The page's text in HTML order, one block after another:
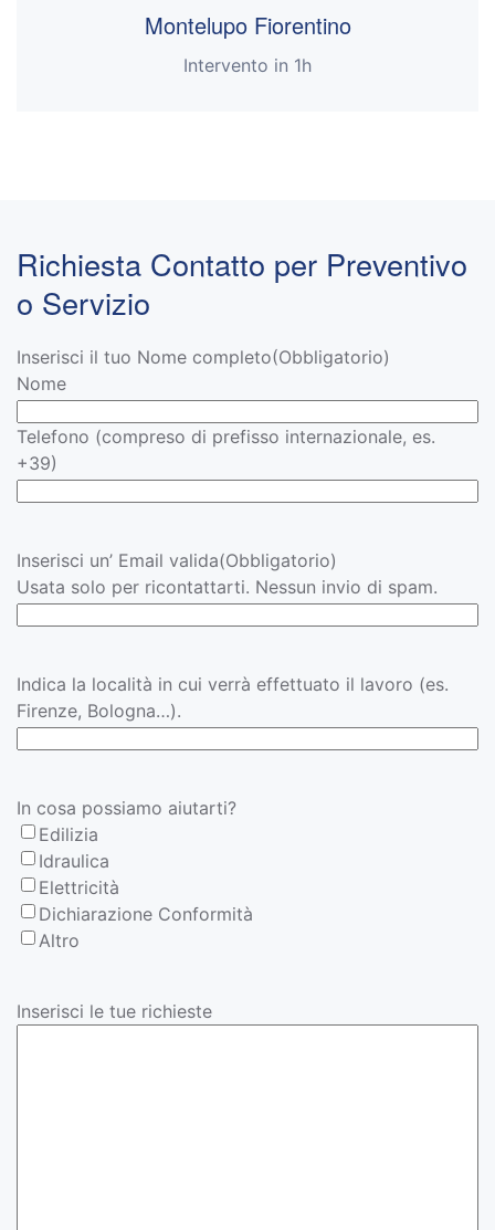
Montelupo Fiorentino
Intervento in 1h
Richiesta Contatto per Preventivo
o Servizio
Inserisci il tuo Nome completo(Obbligatorio)
Nome
Telefono (compreso di prefisso internazionale, es.
+39)
Inserisci un’ Email valida(Obbligatorio)
Usata solo per ricontattarti. Nessun invio di spam.
Località
Indica la località in cui verrà effettuato il lavoro (es.
Firenze, Bologna…).
In cosa possiamo aiutarti?
Edilizia
Idraulica
Elettricità
Dichiarazione Conformità
Altro
Inserisci le tue richieste